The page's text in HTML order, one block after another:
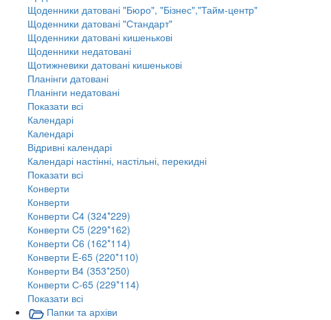
Щоденники датовані "Бюро", "Бізнес","Тайм-центр"
Щоденники датовані "Стандарт"
Щоденники датовані кишенькові
Щоденники недатовані
Щотижневики датовані кишенькові
Планінги датовані
Планінги недатовані
Показати всі
Календарі
Календарі
Відривні календарі
Календарі настінні, настільні, перекидні
Показати всі
Конверти
Конверти
Конверти C4 (324*229)
Конверти C5 (229*162)
Конверти C6 (162*114)
Конверти E-65 (220*110)
Конверти В4 (353*250)
Конверти С-65 (229*114)
Показати всі
Папки та архіви